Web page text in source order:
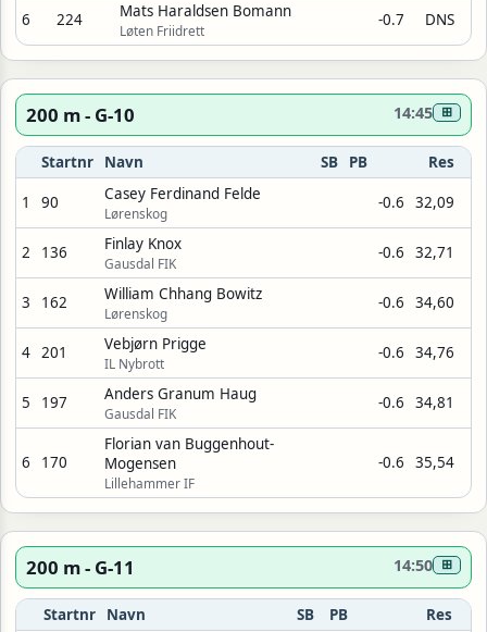
6 224 Mats Haraldsen Bomann
Løten Friidrett
-0.7 DNS
200 m - G-10 14:45 ⊞
Startnr Navn SB PB Res
1 90 Casey Ferdinand Felde
Lørenskog
-0.6 32,09
2 136 Finlay Knox
Gausdal FIK
-0.6 32,71
3 162 William Chhang Bowitz
Lørenskog
-0.6 34,60
4 201 Vebjørn Prigge
IL Nybrott
-0.6 34,76
5 197 Anders Granum Haug
Gausdal FIK
-0.6 34,81
6 170
Florian van Buggenhout-
Mogensen
Lillehammer IF
-0.6 35,54
200 m - G-11 14:50 ⊞
Startnr Navn SB PB Res